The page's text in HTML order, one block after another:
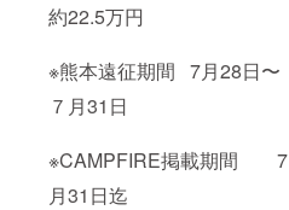
約22.5万円
※熊本遠征期間 7月28日〜
７月31日
※CAMPFIRE掲載期間 7
月31日迄